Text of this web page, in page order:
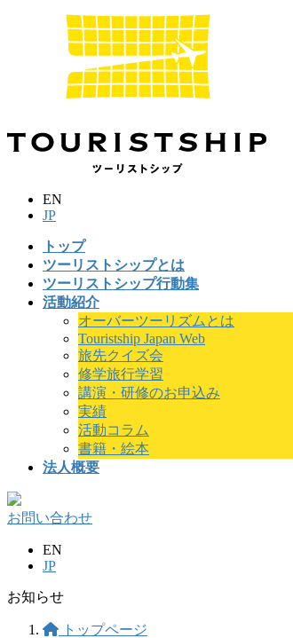
移
動
ン
に
EN
JP
トップ
ツーリストシップとは
ツーリストシップ行動集
活動紹介
オーバーツーリズムとは
Touristship Japan Web
旅先クイズ会
修学旅行学習
講演・研修のお申込み
実績
活動コラム
書籍・絵本
法人概要
お問い合わせ
EN
JP
お知らせ
トップページ